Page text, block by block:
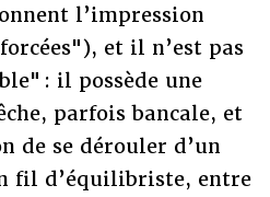
l’impression
et il n’est pas
: il possède une
parfois bancale, et
de se dérouler d’un
fil d’équilibriste, entre